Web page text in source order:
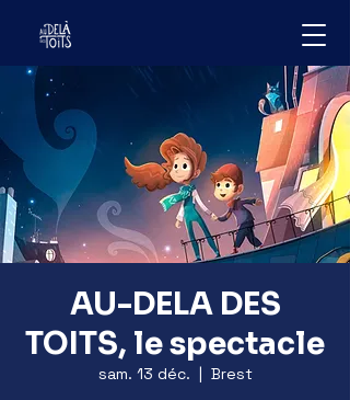
AU-DELA DES
TOITS, le spectacle
sam. 13 déc.
  |
Brest